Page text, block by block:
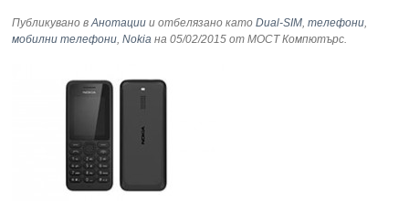
Публикувано вАнотации и отбелязано катоDual-SIM,телефони,
мобилни телефони,Nokia на 05/02/2015 от МОСТ Компютърс.